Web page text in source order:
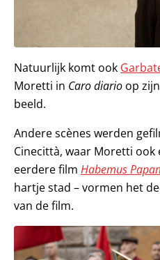
Natuurlijk komt ook
Moretti in Caro diario op
beeld.
Andere scènes werden
Cinecittà, waar Moretti ook
eerdere film Habemus
hartje stad – vormen het
van de film.